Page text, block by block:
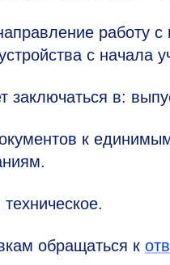
работу
с начала
заключаться в:
к
обращаться к